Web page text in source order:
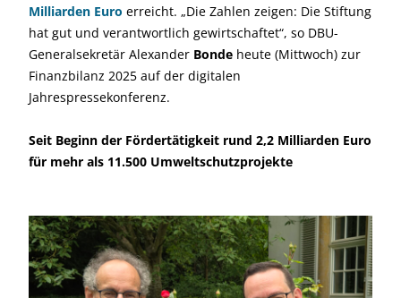
Milliarden Euro erreicht. „Die Zahlen zeigen: Die Stiftung
hat gut und verantwortlich gewirtschaftet“, so DBU-
Generalsekretär Alexander Bonde heute (Mittwoch) zur
Finanzbilanz 2025 auf der digitalen
Jahrespressekonferenz.
Seit Beginn der Fördertätigkeit rund 2,2 Milliarden Euro
für mehr als 11.500 Umweltschutzprojekte